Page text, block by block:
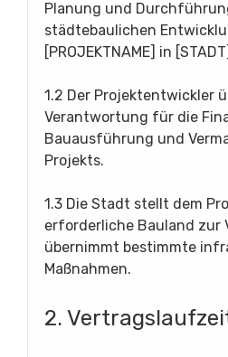
Planung und
städtebaulichen
[PROJEKTNAME] in
1.2 Der Projektentwickler
Verantwortung für die
Bauausführung und
Projekts.
1.3 Die Stadt stellt dem
erforderliche Bauland zur
übernimmt bestimmte
Maßnahmen.
2.